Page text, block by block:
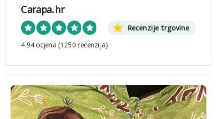
Carapa.hr
Recenzije trgovine
4.94 ocjena (1250 recenzija)